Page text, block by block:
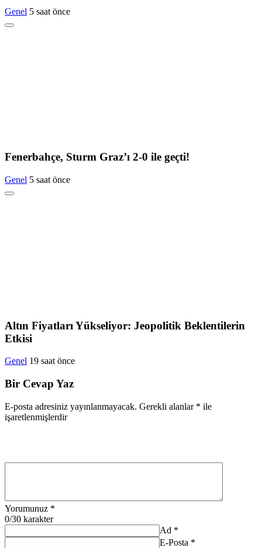
Genel 5 saat önce
Fenerbahçe, Sturm Graz’ı 2-0 ile geçti!
Genel 5 saat önce
Altın Fiyatları Yükseliyor: Jeopolitik Beklentilerin
Etkisi
Genel 19 saat önce
Bir Cevap Yaz
E-posta adresiniz yayınlanmayacak. Gerekli alanlar * ile
işaretlenmişlerdir
Yorumunuz *
0/30 karakter
Ad *
E-Posta *